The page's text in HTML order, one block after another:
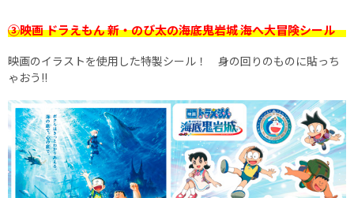
③映画 ドラえもん 新・のび太の海底鬼岩城 海へ大冒険シール
映画のイラストを使用した特製シール！ 身の回りのものに貼っち
ゃおう!!